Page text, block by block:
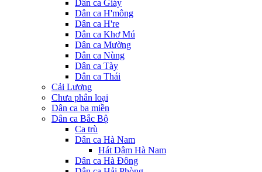
Dân ca Giáy
Dân ca H'mông
Dân ca H're
Dân ca Khơ Mú
Dân ca Mường
Dân ca Nùng
Dân ca Tày
Dân ca Thái
Cải Lương
Chưa phân loại
Dân ca ba miền
Dân ca Bắc Bộ
Ca trù
Dân ca Hà Nam
Hát Dậm Hà Nam
Dân ca Hà Đông